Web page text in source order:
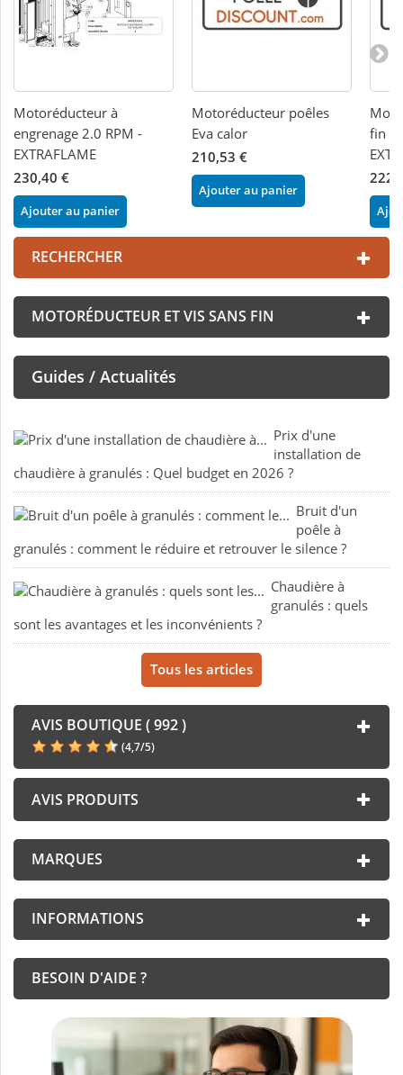
Motoréducteur à
engrenage 2.0 RPM -
EXTRAFLAME
230,40 €
Ajouter au panier
Motoréducteur poêles
Eva calor
210,53 €
Ajouter au panier
fin
RECHERCHER
MOTORÉDUCTEUR ET VIS SANS FIN
Guides / Actualités
Prix d'une
installation de
chaudière à granulés : Quel budget en 2026 ?
Bruit d'un
poêle à
granulés : comment le réduire et retrouver le silence ?
Chaudière à
granulés : quels
sont les avantages et les inconvénients ?
Tous les articles
AVIS BOUTIQUE ( 992 )
(4,7/5)
AVIS PRODUITS
MARQUES
INFORMATIONS
BESOIN D'AIDE ?